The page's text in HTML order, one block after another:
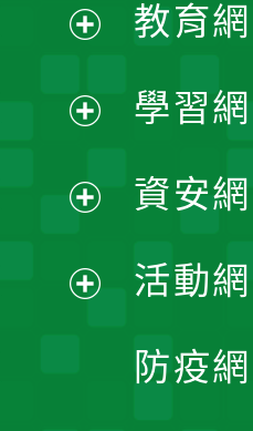
選
單
開
選
單
開
選
單
開
選
開
教育
學習
資安
活動
防疫